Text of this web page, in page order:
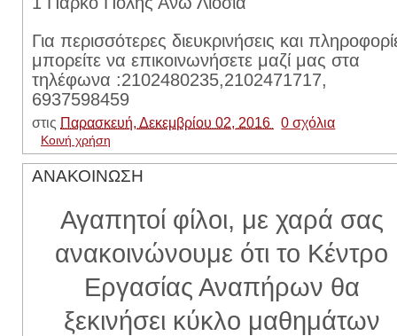
Για περισσότερες διευκρινήσεις και
μπορείτε να επικοινωνήσετε μαζί μας στα
τηλέφωνα :2102480235,2102471717,
6937598459
στις Παρασκευή, Δεκεμβρίου 02, 2016 0 σχόλια
Κοινή χρήση
ΑΝΑΚΟΙΝΩΣΗ
Αγαπητοί φίλοι, με χαρά σας
ανακοινώνουμε ότι το Κέντρο
Εργασίας Αναπήρων θα
ξεκινήσει κύκλο μαθημάτων